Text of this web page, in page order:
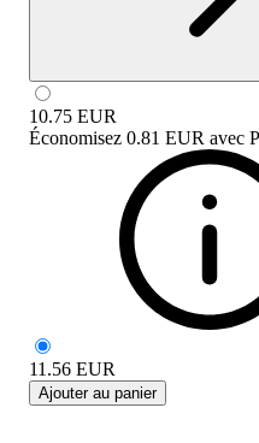
10.75 EUR
Économisez 0.81 EUR avec
11.56 EUR
Ajouter au panier